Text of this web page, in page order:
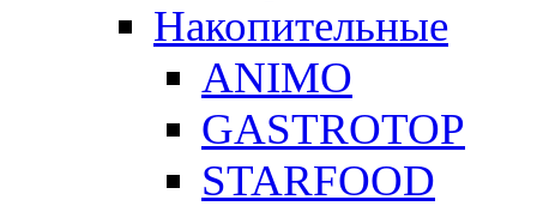
Накопительные
ANIMO
GASTROTOP
STARFOOD